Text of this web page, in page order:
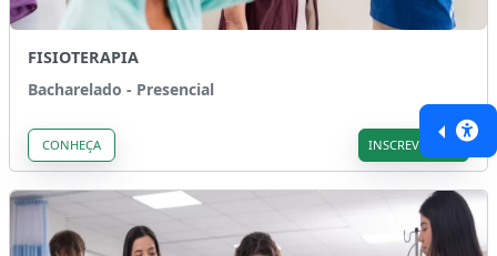
FISIOTERAPIA
Bacharelado - Presencial
CONHEÇA INSCREVA-SE